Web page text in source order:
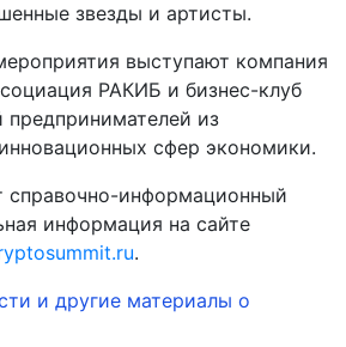
звезды и артисты.
выступают компания
РАКИБ и бизнес-клуб
из
сфер экономики.
справочно-информационный
информация на сайте
.
и другие материалы о